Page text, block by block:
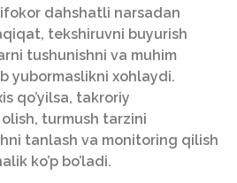
dahshatli narsadan
tekshiruvni buyurish
tushunishni va muhim
yubormaslikni xohlaydi.
qo’yilsa, takroriy
turmush tarzini
tanlash va monitoring qilish
ko’p bo’ladi.